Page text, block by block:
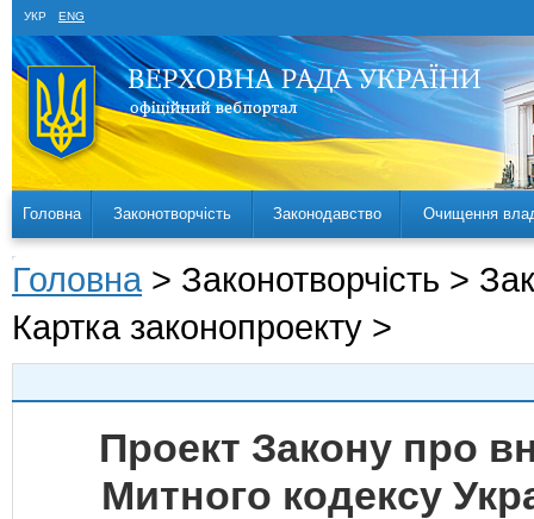
УКР ENG
Головна Законотворчість Законодавство Очищення
Головна > Законотворчість >
Картка законопроекту >
Проект Закону про
Митного кодексу